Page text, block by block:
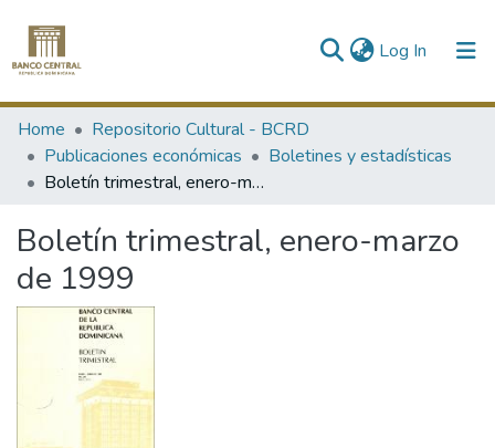
Log In (current)
Communities & Collections
All of DSpace
Home
Repositorio Cultural - BCRD
Publicaciones económicas
Boletines y estadísticas
Boletín trimestral, enero-marzo de 1999
Boletín trimestral, enero-marzo
de 1999